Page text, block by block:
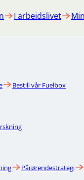
I arbeidslivet
Bestill vår Fuelbox
Pårørendestrategi